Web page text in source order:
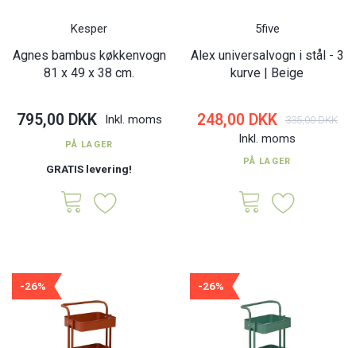
Kesper
Agnes bambus køkkenvogn
81 x 49 x 38 cm.
795,00 DKK Inkl. moms
PÅ LAGER
GRATIS levering!
5five
Alex universalvogn i stål - 3
kurve | Beige
248,00 DKK 335,00 DKK
Inkl. moms
PÅ LAGER
-26% -26%